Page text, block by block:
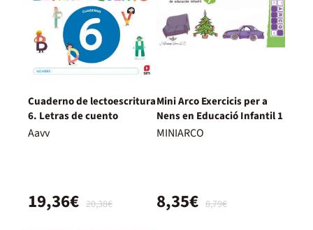
Cuaderno de lectoescritura
6. Letras de cuento
Aavv
20,38€
19,36€
Mini Arco Exercicis per a
Nens en Educació Infantil 1
MINIARCO
8,79€
8,35€